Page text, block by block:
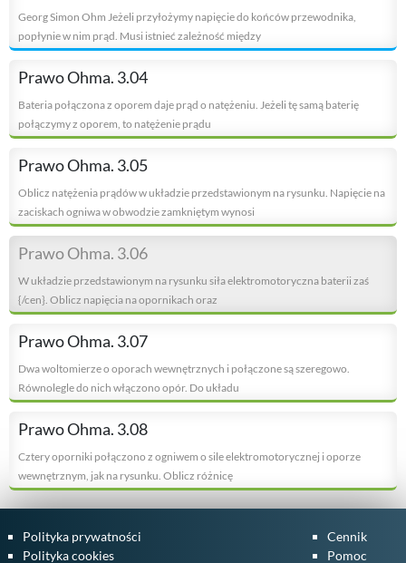
Georg Simon Ohm Jeżeli przyłożymy napięcie do końców przewodnika,
popłynie w nim prąd. Musi istnieć zależność między
Prawo Ohma. 3.04
Bateria połączona z oporem daje prąd o natężeniu. Jeżeli tę samą baterię
połączymy z oporem, to natężenie prądu
Prawo Ohma. 3.05
Oblicz natężenia prądów w układzie przedstawionym na rysunku. Napięcie na
zaciskach ogniwa w obwodzie zamkniętym wynosi
Prawo Ohma. 3.06
W układzie przedstawionym na rysunku siła elektromotoryczna baterii zaś
{/cen}. Oblicz napięcia na opornikach oraz
Prawo Ohma. 3.07
Dwa woltomierze o oporach wewnętrznych i połączone są szeregowo.
Równolegle do nich włączono opór. Do układu
Prawo Ohma. 3.08
Cztery oporniki połączono z ogniwem o sile elektromotorycznej i oporze
wewnętrznym, jak na rysunku. Oblicz różnicę
Polityka prywatności
Polityka cookies
Cennik
Pomoc